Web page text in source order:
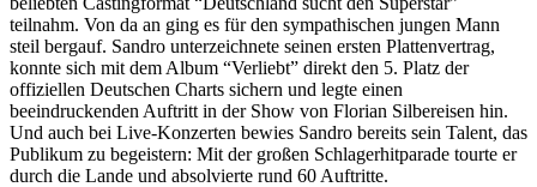
teilnahm. Von da an ging es für den sympathischen jungen Mann
steil bergauf. Sandro unterzeichnete seinen ersten Plattenvertrag,
konnte sich mit dem Album “Verliebt” direkt den 5. Platz der
offiziellen Deutschen Charts sichern und legte einen
beeindruckenden Auftritt in der Show von Florian Silbereisen hin.
Und auch bei Live-Konzerten bewies Sandro bereits sein Talent, das
Publikum zu begeistern: Mit der großen Schlagerhitparade tourte er
durch die Lande und absolvierte rund 60 Auftritte.